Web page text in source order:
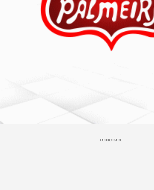
PUBLICIDADE